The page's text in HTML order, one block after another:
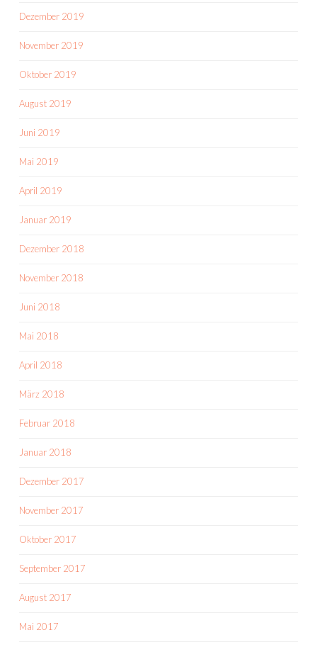
Dezember 2019
November 2019
Oktober 2019
August 2019
Juni 2019
Mai 2019
April 2019
Januar 2019
Dezember 2018
November 2018
Juni 2018
Mai 2018
April 2018
März 2018
Februar 2018
Januar 2018
Dezember 2017
November 2017
Oktober 2017
September 2017
August 2017
Mai 2017